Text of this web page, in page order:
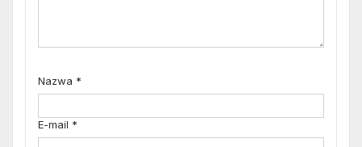
Nazwa *
E-mail *